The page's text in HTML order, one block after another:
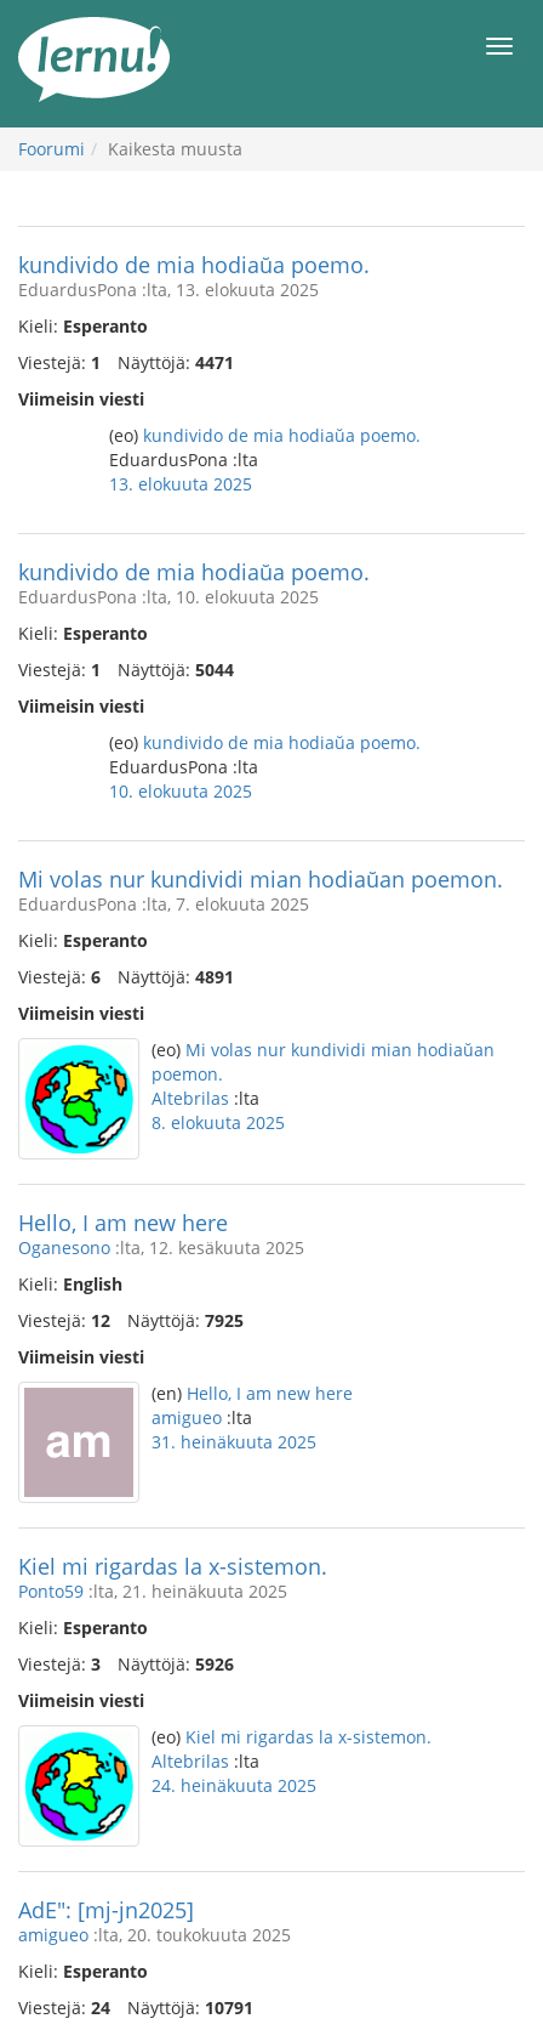
sisältöön
Foorumi Kaikesta muusta
kundivido de mia hodiaŭa poemo.
EduardusPona :lta, 13. elokuuta 2025
Kieli: Esperanto
Viestejä: 1 Näyttöjä: 4471
Viimeisin viesti
(eo) kundivido de mia hodiaŭa poemo.
EduardusPona :lta
13. elokuuta 2025
kundivido de mia hodiaŭa poemo.
EduardusPona :lta, 10. elokuuta 2025
Kieli: Esperanto
Viestejä: 1 Näyttöjä: 5044
Viimeisin viesti
(eo) kundivido de mia hodiaŭa poemo.
EduardusPona :lta
10. elokuuta 2025
Mi volas nur kundividi mian hodiaŭan poemon.
EduardusPona :lta, 7. elokuuta 2025
Kieli: Esperanto
Viestejä: 6 Näyttöjä: 4891
Viimeisin viesti
(eo) Mi volas nur kundividi mian hodiaŭan
poemon.
Altebrilas :lta
8. elokuuta 2025
Hello, I am new here
Oganesono :lta, 12. kesäkuuta 2025
Kieli: English
Viestejä: 12 Näyttöjä: 7925
Viimeisin viesti
(en) Hello, I am new here
amigueo :lta
31. heinäkuuta 2025
Kiel mi rigardas la x-sistemon.
Ponto59 :lta, 21. heinäkuuta 2025
Kieli: Esperanto
Viestejä: 3 Näyttöjä: 5926
Viimeisin viesti
(eo) Kiel mi rigardas la x-sistemon.
Altebrilas :lta
24. heinäkuuta 2025
AdE": [mj-jn2025]
amigueo :lta, 20. toukokuuta 2025
Kieli: Esperanto
Viestejä: 24 Näyttöjä: 10791